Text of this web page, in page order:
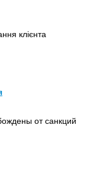
клієнта
от санкций